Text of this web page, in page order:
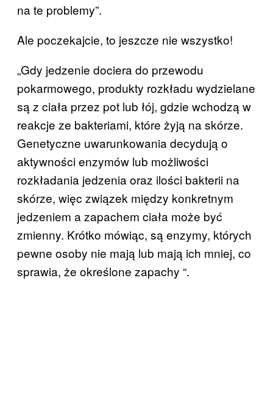
na te problemy”.
Ale poczekajcie, to jeszcze nie wszystko!
„Gdy jedzenie dociera do przewodu
pokarmowego, produkty rozkładu wydzielane
są z ciała przez pot lub łój, gdzie wchodzą w
reakcje ze bakteriami, które żyją na skórze.
Genetyczne uwarunkowania decydują o
aktywności enzymów lub możliwości
rozkładania jedzenia oraz ilości bakterii na
skórze, więc związek między konkretnym
jedzeniem a zapachem ciała może być
zmienny. Krótko mówiąc, są enzymy, których
pewne osoby nie mają lub mają ich mniej, co
sprawia, że określone zapachy “.